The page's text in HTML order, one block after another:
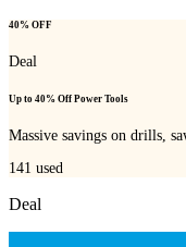
40% OFF
Deal
Up to 40% Off Power Tools
Massive savings on drills,
141 used
Deal